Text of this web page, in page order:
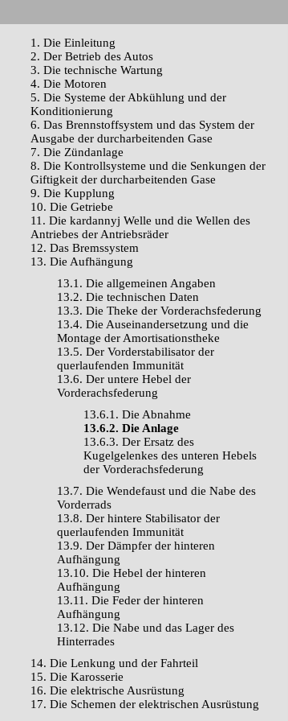
1. Die Einleitung
2. Der Betrieb des Autos
3. Die technische Wartung
4. Die Motoren
5. Die Systeme der Abkühlung und der
Konditionierung
6. Das Brennstoffsystem und das System der
Ausgabe der durcharbeitenden Gase
7. Die Zündanlage
8. Die Kontrollsysteme und die Senkungen der
Giftigkeit der durcharbeitenden Gase
9. Die Kupplung
10. Die Getriebe
11. Die kardannyj Welle und die Wellen des
Antriebes der Antriebsräder
12. Das Bremssystem
13. Die Aufhängung
13.1. Die allgemeinen Angaben
13.2. Die technischen Daten
13.3. Die Theke der Vorderachsfederung
13.4. Die Auseinandersetzung und die
Montage der Amortisationstheke
13.5. Der Vorderstabilisator der
querlaufenden Immunität
13.6. Der untere Hebel der
Vorderachsfederung
13.6.1. Die Abnahme
13.6.2. Die Anlage
13.6.3. Der Ersatz des
Kugelgelenkes des unteren Hebels
der Vorderachsfederung
13.7. Die Wendefaust und die Nabe des
Vorderrads
13.8. Der hintere Stabilisator der
querlaufenden Immunität
13.9. Der Dämpfer der hinteren
Aufhängung
13.10. Die Hebel der hinteren
Aufhängung
13.11. Die Feder der hinteren
Aufhängung
13.12. Die Nabe und das Lager des
Hinterrades
14. Die Lenkung und der Fahrteil
15. Die Karosserie
16. Die elektrische Ausrüstung
17. Die Schemen der elektrischen Ausrüstung